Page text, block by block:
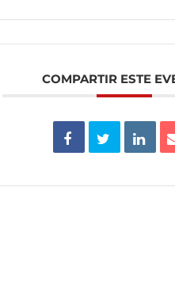
COMPARTIR ESTE